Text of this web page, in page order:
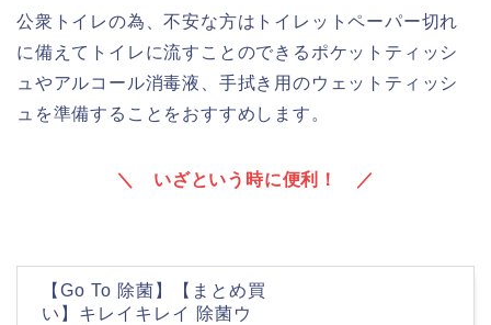
公衆トイレの為、不安な方はトイレットペーパー切れ
に備えてトイレに流すことのできるポケットティッシ
ュやアルコール消毒液、手拭き用のウェットティッシ
ュを準備することをおすすめします。
＼ いざという時に便利！ ／
【Go To 除菌】【まとめ買
い】キレイキレイ 除菌ウ